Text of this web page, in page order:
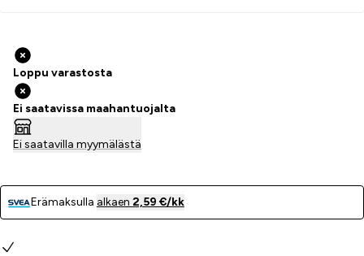
Loppu varastosta
Ei saatavissa maahantuojalta
Ei saatavilla myymälästä
Erämaksulla alkaen 2,59 €/kk
Miksi valita meidät?